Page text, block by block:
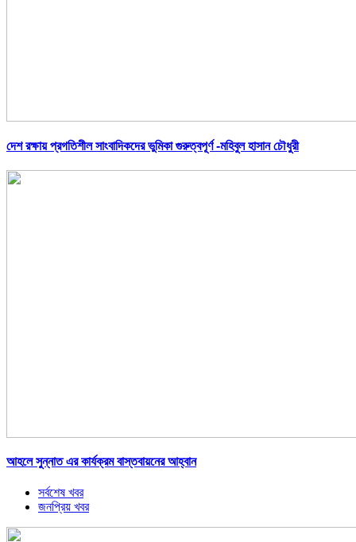
দেশ রক্ষায় প্রগতিশীল সাংবাদিকদের ভুমিকা গুরুত্বপূর্ণ -মহিবুল হাসান চৌধুরী
আহলে সুন্নাত এর কার্যক্রম বাস্তবায়নের আহ্বান
সর্বশেষ খবর
জনপ্রিয় খবর